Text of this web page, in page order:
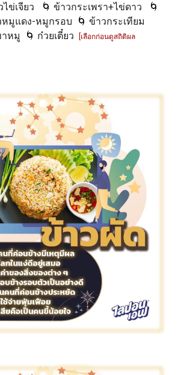
ไข่เจียว 🌀ข้าวกระเพรา+ไข่ดาว
🌀
หมูแดง-หมูกรอบ
🌀 ข้าวกระเทียม
าหมู 🌀 ก๋วยเตี๋ยว
[เลือกก่อนดูสถิติผล